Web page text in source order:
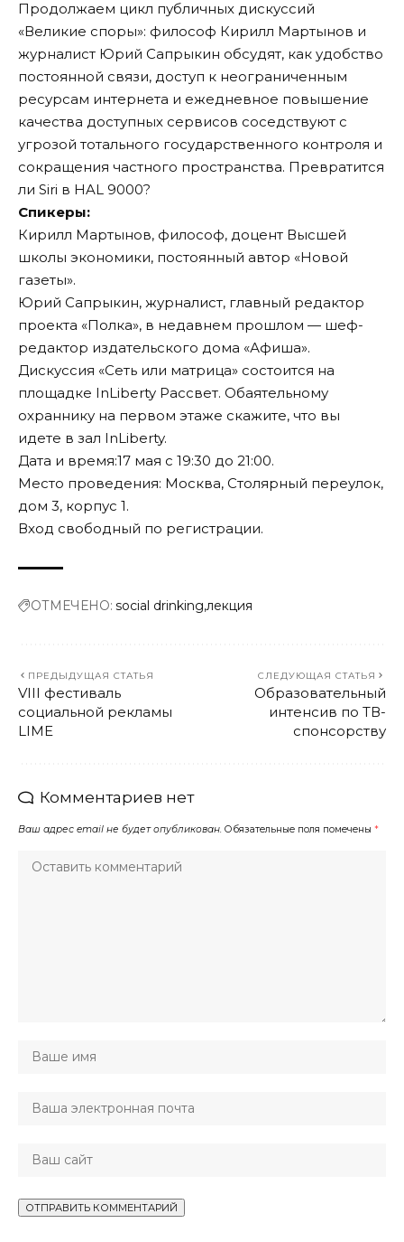
Продолжаем цикл публичных дискуссий
«Великие споры»: философ Кирилл Мартынов и
журналист Юрий Сапрыкин обсудят, как удобство
постоянной связи, доступ к неограниченным
ресурсам интернета и ежедневное повышение
качества доступных сервисов соседствуют с
угрозой тотального государственного контроля и
сокращения частного пространства. Превратится
ли Siri в HAL 9000?
Спикеры:
Кирилл Мартынов, философ, доцент Высшей
школы экономики, постоянный автор «Новой
газеты».
Юрий Сапрыкин, журналист, главный редактор
проекта «Полка», в недавнем прошлом — шеф-
редактор издательского дома «Афиша».
Дискуссия «Сеть или матрица» состоится на
площадке InLiberty Рассвет. Обаятельному
охраннику на первом этаже скажите, что вы
идете в зал InLiberty.
Дата и время:17 мая c 19:30 до 21:00.
Место проведения: Москва, Столярный переулок,
дом 3, корпус 1.
Вход свободный по регистрации.
ОТМЕЧЕНО: social drinking лекция
ПРЕДЫДУЩАЯ СТАТЬЯ
VIII фестиваль
социальной рекламы
LIME
СЛЕДУЮЩАЯ СТАТЬЯ
Образовательный
интенсив по ТВ-
спонсорству
Комментариев нет
Ваш адрес email не будет опубликован. Обязательные поля помечены *